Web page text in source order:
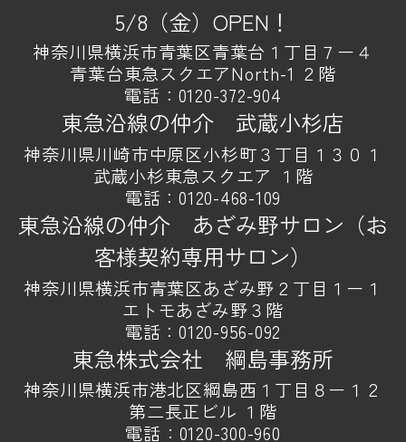
5/8（金）OPEN！
神奈川県横浜市青葉区青葉台１丁目７ー４
青葉台東急スクエアNorth-1 ２階
電話： 0120-372-904
東急沿線の仲介 武蔵小杉店
神奈川県川崎市中原区小杉町３丁目１３０１
武蔵小杉東急スクエア １階
電話：0120-468-109
東急沿線の仲介 あざみ野サロン（お
客様契約専用サロン）
神奈川県横浜市青葉区あざみ野２丁目１ー１
エトモあざみ野３階
電話：0120-956-092
東急株式会社 綱島事務所
神奈川県横浜市港北区綱島西１丁目８ー１２
第二長正ビル １階
電話： 0120-300-960